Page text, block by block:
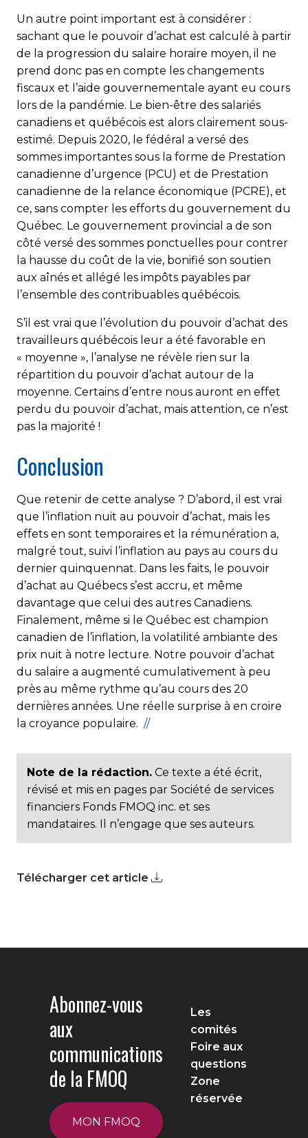
Un autre point important est à considérer :
sachant que le pouvoir d’achat est calculé à partir
de la progression du salaire horaire moyen, il ne
prend donc pas en compte les changements
fiscaux et l’aide gouvernementale ayant eu cours
lors de la pandémie. Le bien-être des salariés
canadiens et québécois est alors clairement sous-
estimé. Depuis 2020, le fédéral a versé des
sommes importantes sous la forme de Prestation
canadienne d’urgence (PCU) et de Prestation
canadienne de la relance économique (PCRE), et
ce, sans compter les efforts du gouvernement du
Québec. Le gouvernement provincial a de son
côté versé des sommes ponctuelles pour contrer
la hausse du coût de la vie, bonifié son soutien
aux aînés et allégé les impôts payables par
l’ensemble des contribuables québécois.
S’il est vrai que l’évolution du pouvoir d’achat des
travailleurs québécois leur a été favorable en
« moyenne », l’analyse ne révèle rien sur la
répartition du pouvoir d’achat autour de la
moyenne. Certains d’entre nous auront en effet
perdu du pouvoir d’achat, mais attention, ce n’est
pas la majorité !
Conclusion
Que retenir de cette analyse ? D’abord, il est vrai
que l’inflation nuit au pouvoir d’achat, mais les
effets en sont temporaires et la rémunération a,
malgré tout, suivi l’inflation au pays au cours du
dernier quinquennat. Dans les faits, le pouvoir
d’achat au Québecs s’est accru, et même
davantage que celui des autres Canadiens.
Finalement, même si le Québec est champion
canadien de l’inflation, la volatilité ambiante des
prix nuit à notre lecture. Notre pouvoir d’achat
du salaire a augmenté cumulativement à peu
près au même rythme qu’au cours des 20
dernières années. Une réelle surprise à en croire
la croyance populaire. //
Note de la rédaction. Ce texte a été écrit,
révisé et mis en pages par Société de services
financiers Fonds FMOQ inc. et ses
mandataires. Il n’engage que ses auteurs.
Télécharger cet article
Abonnez-vous
aux
communications
de la FMOQ
MON FMOQ
Les
comités
Foire aux
questions
Zone
réservée